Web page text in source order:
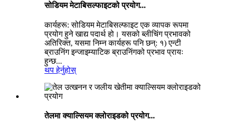
सोडियम मेटाबिसल्फाइटको प्रयोग...
कार्यहरू: सोडियम मेटाबिसल्फाइट एक व्यापक रूपमा
प्रयोग हुने खाद्य पदार्थ हो। यसको ब्लीचिंग प्रभावको
अतिरिक्त, यसमा निम्न कार्यहरू पनि छन्: १) एन्टी
ब्राउनिंग इन्जाइम्याटिक ब्राउनिंगको प्रभाव प्रायः
हुन्छ...
थप हेर्नुहोस्
तेलमा क्याल्सियम क्लोराइडको प्रयोग...